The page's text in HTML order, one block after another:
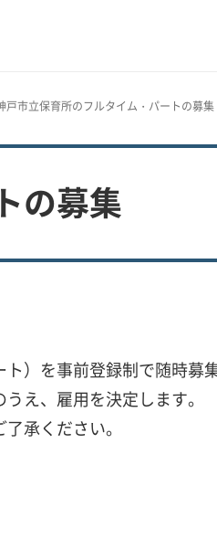
戸市立保育所のフルタイム・パートの募集
の募集
）を事前登録制で随時募
え、雇用を決定します。
承ください。